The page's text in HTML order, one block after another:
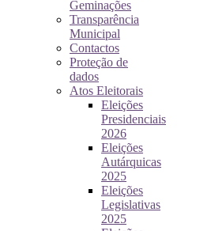
Geminações
Transparência
Municipal
Contactos
Proteção de
dados
Atos Eleitorais
Eleições
Presidenciais
2026
Eleições
Autárquicas
2025
Eleições
Legislativas
2025